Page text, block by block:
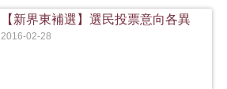
【新界東補選】選民投票意向各異
2016-02-28